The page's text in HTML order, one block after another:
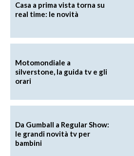
Casa a prima vista torna su
real time: le novità
Motomondiale a
silverstone, la guida tv e gli
orari
Da Gumball a Regular Show:
le grandi novità tv per
bambini